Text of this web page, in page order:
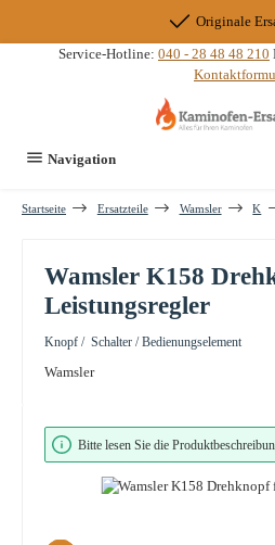
Originale
Service-Hotline: 040 - 28 48 48 210
Navigation
Startseite Ersatzteile Wamsler K
Wamsler K158
Leistungsregler
Knopf / Schalter / Bedienungselement
Wamsler
Bildergalerie überspringen
Bitte lesen Sie die